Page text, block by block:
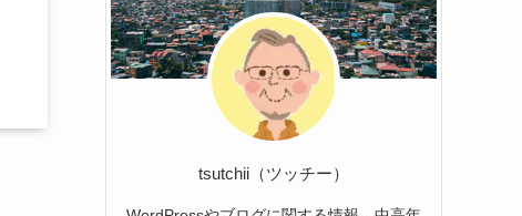
tsutchii（ツッチー）